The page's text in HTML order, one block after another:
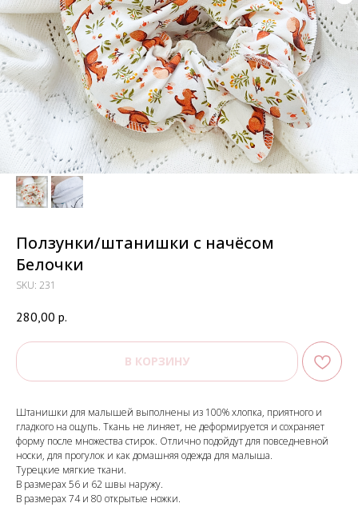
Ползунки/штанишки с начёсом
Белочки
SKU: 231
280,00 р.
В КОРЗИНУ
Штанишки для малышей выполнены из 100% хлопка, приятного и
гладкого на ощупь. Ткань не линяет, не деформируется и сохраняет
форму после множества стирок. Отлично подойдут для повседневной
носки, для прогулок и как домашняя одежда для малыша.
Турецкие мягкие ткани.
В размерах 56 и 62 швы наружу.
В размерах 74 и 80 открытые ножки.